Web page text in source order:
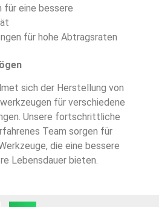
für eine bessere
für hohe Abtragsraten
sich der Herstellung von
für verschiedene
Unsere fortschrittliche
Team sorgen für
die eine bessere
Lebensdauer bieten.